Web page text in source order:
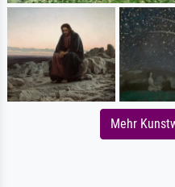
Mehr